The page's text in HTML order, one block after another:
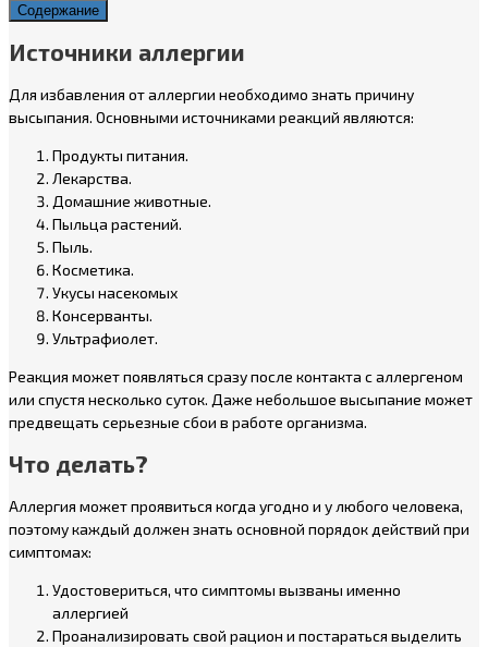
Содержание
Источники аллергии
Для избавления от аллергии необходимо знать причину
высыпания. Основными источниками реакций являются:
Продукты питания.
Лекарства.
Домашние животные.
Пыльца растений.
Пыль.
Косметика.
Укусы насекомых
Консерванты.
Ультрафиолет.
Реакция может появляться сразу после контакта с аллергеном
или спустя несколько суток. Даже небольшое высыпание может
предвещать серьезные сбои в работе организма.
Что делать?
Аллергия может проявиться когда угодно и у любого человека,
поэтому каждый должен знать основной порядок действий при
симптомах:
Удостовериться, что симптомы вызваны именно
аллергией
Проанализировать свой рацион и постараться выделить